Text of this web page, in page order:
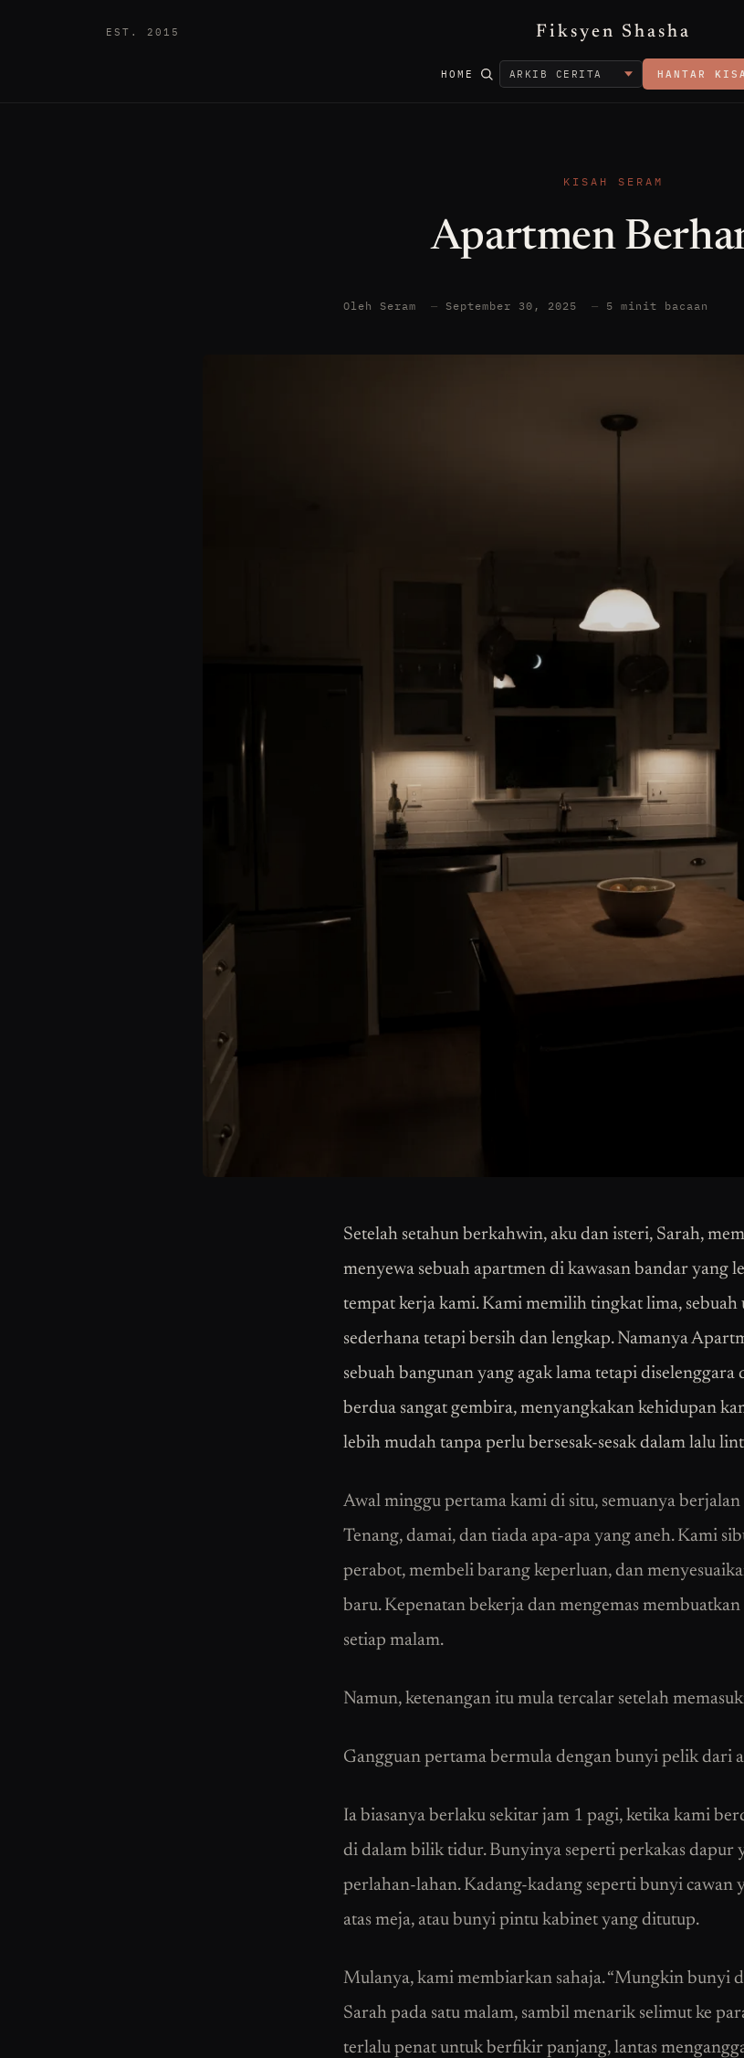
EST. 2015 Fiksyen Shasha
HOME HANTAR
KISAH SERAM
Apartmen
Oleh Seram — September 30, 2025 — 5 minit bacaan
Setelah setahun berkahwin, aku dan isteri, Sarah,
menyewa sebuah apartmen di kawasan bandar yang
tempat kerja kami. Kami memilih tingkat lima, sebuah
sederhana tetapi bersih dan lengkap. Namanya
sebuah bangunan yang agak lama tetapi diselenggara
berdua sangat gembira, menyangkakan kehidupan
lebih mudah tanpa perlu bersesak-sesak dalam lalu
Awal minggu pertama kami di situ, semuanya berjalan
Tenang, damai, dan tiada apa-apa yang aneh. Kami
perabot, membeli barang keperluan, dan
baru. Kepenatan bekerja dan mengemas
setiap malam.
Namun, ketenangan itu mula tercalar setelah
Gangguan pertama bermula dengan bunyi pelik dari
Ia biasanya berlaku sekitar jam 1 pagi, ketika kami
di dalam bilik tidur. Bunyinya seperti perkakas dapur
perlahan-lahan. Kadang-kadang seperti bunyi cawan
atas meja, atau bunyi pintu kabinet yang ditutup.
Mulanya, kami membiarkan sahaja. “Mungkin bunyi
Sarah pada satu malam, sambil menarik selimut ke
terlalu penat untuk berfikir panjang, lantas